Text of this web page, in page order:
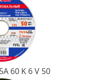
60 K 6 V 50